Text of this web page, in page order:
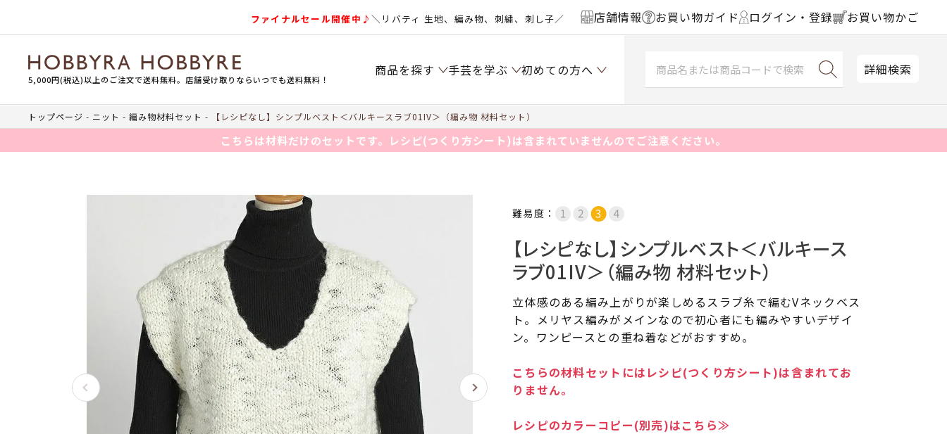
ファイナルセール開催中♪＼リバティ 生地、編み物、刺繍、刺し子／ 店舗情報 お買い物ガイド ログイン・登録 お買い物かご
5,000円(税込)以上のご注文で送料無料。店舗受け取りならいつでも送料無料！
商品を探す 手芸を学ぶ 初めての方へ 詳細検索
トップページ ニット 編み物材料セット 【レシピなし】シンプルベスト＜バルキースラブ01IV＞（編み物 材料セット）
こちらは材料だけのセットです。レシピ(つくり方シート)は含まれていませんのでご注意ください。
難易度：
【レシピなし】シンプルベスト＜バルキース
ラブ01IV＞（編み物 材料セット）
立体感のある編み上がりが楽しめるスラブ糸で編むVネックベス
ト。メリヤス編みがメインなので初心者にも編みやすいデザイ
ン。ワンピースとの重ね着などがおすすめ。
こちらの材料セットにはレシピ(つくり方シート)は含まれてお
りません。
レシピのカラーコピー(別売)はこちら≫